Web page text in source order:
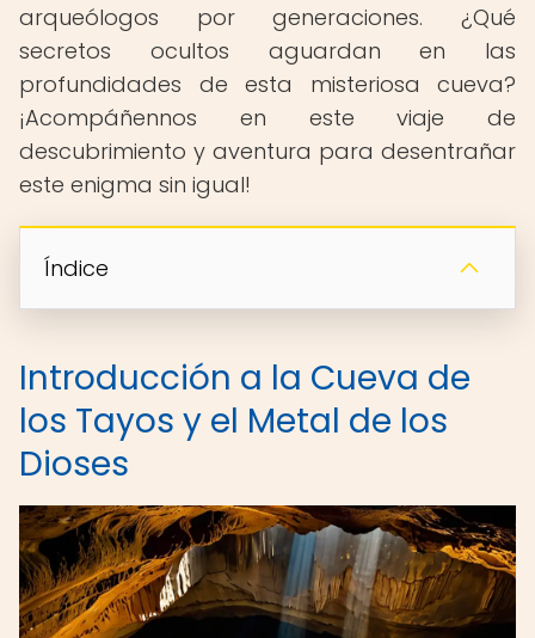
arqueólogos por generaciones. ¿Qué
secretos ocultos aguardan en las
profundidades de esta misteriosa cueva?
¡Acompáñennos en este viaje de
descubrimiento y aventura para desentrañar
este enigma sin igual!
Índice
Introducción a la Cueva de
los Tayos y el Metal de los
Dioses